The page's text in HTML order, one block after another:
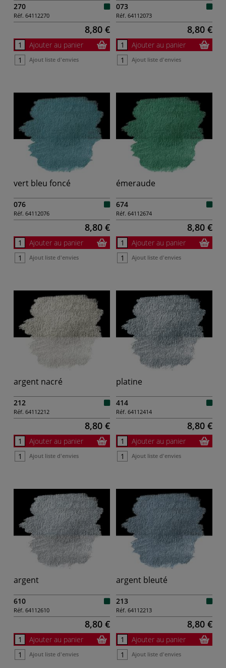
270
Réf. 64112270
8,80 €
Ajouter au panier
Ajout liste d'envies
073
Réf. 64112073
8,80 €
Ajouter au panier
Ajout liste d'envies
vert bleu foncé
076
Réf. 64112076
8,80 €
Ajouter au panier
Ajout liste d'envies
émeraude
674
Réf. 64112674
8,80 €
Ajouter au panier
Ajout liste d'envies
argent nacré
212
Réf. 64112212
8,80 €
Ajouter au panier
Ajout liste d'envies
platine
414
Réf. 64112414
8,80 €
Ajouter au panier
Ajout liste d'envies
argent
610
Réf. 64112610
8,80 €
Ajouter au panier
Ajout liste d'envies
argent bleuté
213
Réf. 64112213
8,80 €
Ajouter au panier
Ajout liste d'envies